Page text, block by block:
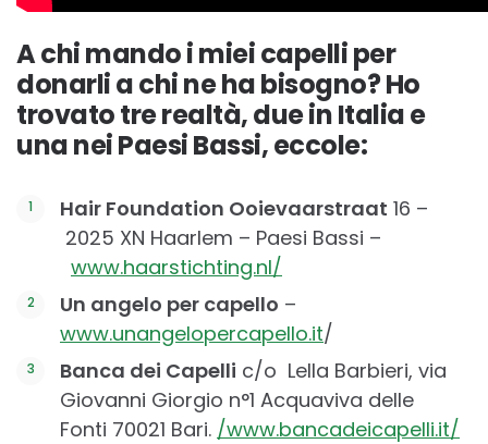
A chi mando i miei capelli per
donarli a chi ne ha bisogno? Ho
trovato tre realtà, due in Italia e
una nei Paesi Bassi, eccole:
Hair Foundation Ooievaarstraat 16 –
2025 XN Haarlem – Paesi Bassi –
www.haarstichting.nl/
Un angelo per capello –
www.unangelopercapello.it/
Banca dei Capelli c/o Lella Barbieri, via
Giovanni Giorgio n°1 Acquaviva delle
Fonti 70021 Bari. /www.bancadeicapelli.it/